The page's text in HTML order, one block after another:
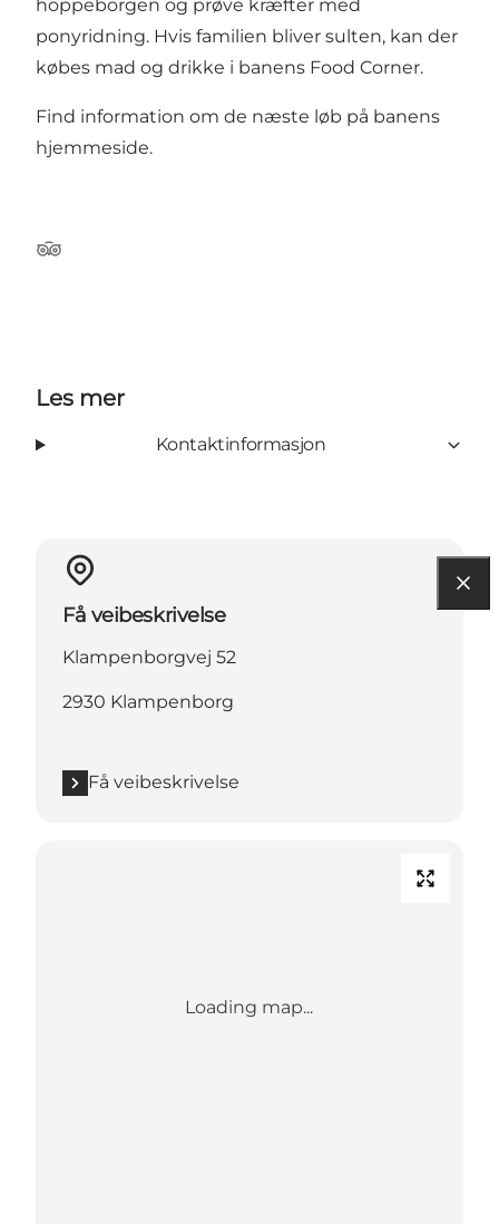
hoppeborgen og prøve kræfter med
ponyridning. Hvis familien bliver sulten, kan der
købes mad og drikke i banens Food Corner.
Find information om de næste løb på banens
hjemmeside.
Tripadvisor
Les mer
Kontaktinformasjon
Få veibeskrivelse
Klampenborgvej 52
2930 Klampenborg
Få veibeskrivelse
Loading map...